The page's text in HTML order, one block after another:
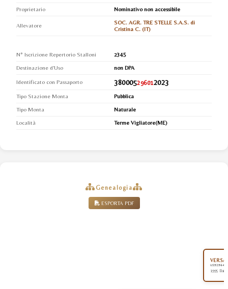
Proprietario
Nominativo non accessibile
Allevatore
SOC. AGR. TRE STELLE S.A.S. di
Cristina C. (IT)
N° Iscrizione Repertorio Stalloni
2345
Destinazione d'Uso
non DPA
Identificato con Passaporto 380005296012023
Tipo Stazione Monta
Pubblica
Tipo Monta
Naturale
Località
Terme Vigliatore(ME)
Genealogia
ESPORTA PDF
1995 Baio